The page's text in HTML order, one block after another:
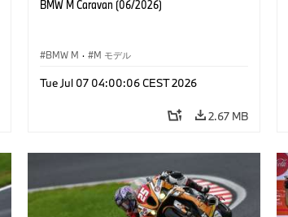
BMW M Caravan (06/2026)
BMW M · M モデル
Tue Jul 07 04:00:06 CEST 2026
2.67 MB